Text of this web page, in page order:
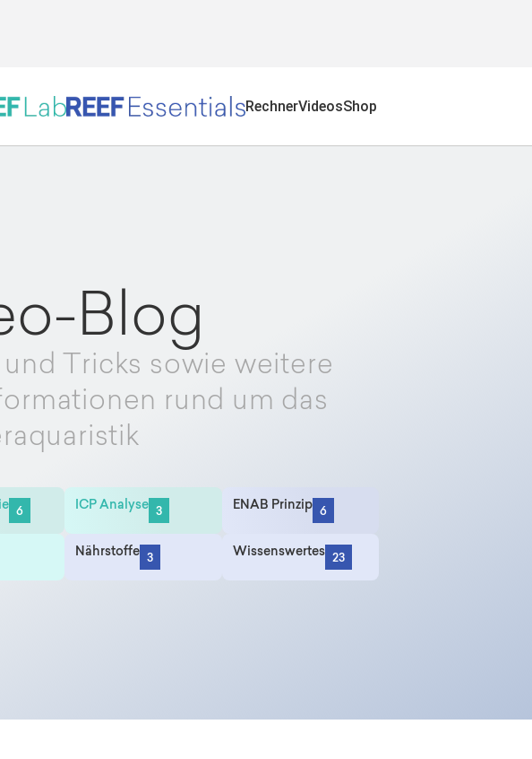
RechnerVideosShop
Blog
Tricks sowie weitere
rund um das
6 ICP Analyse 3 ENAB Prinzip 6
Nährstoffe 3 Wissenswertes 23